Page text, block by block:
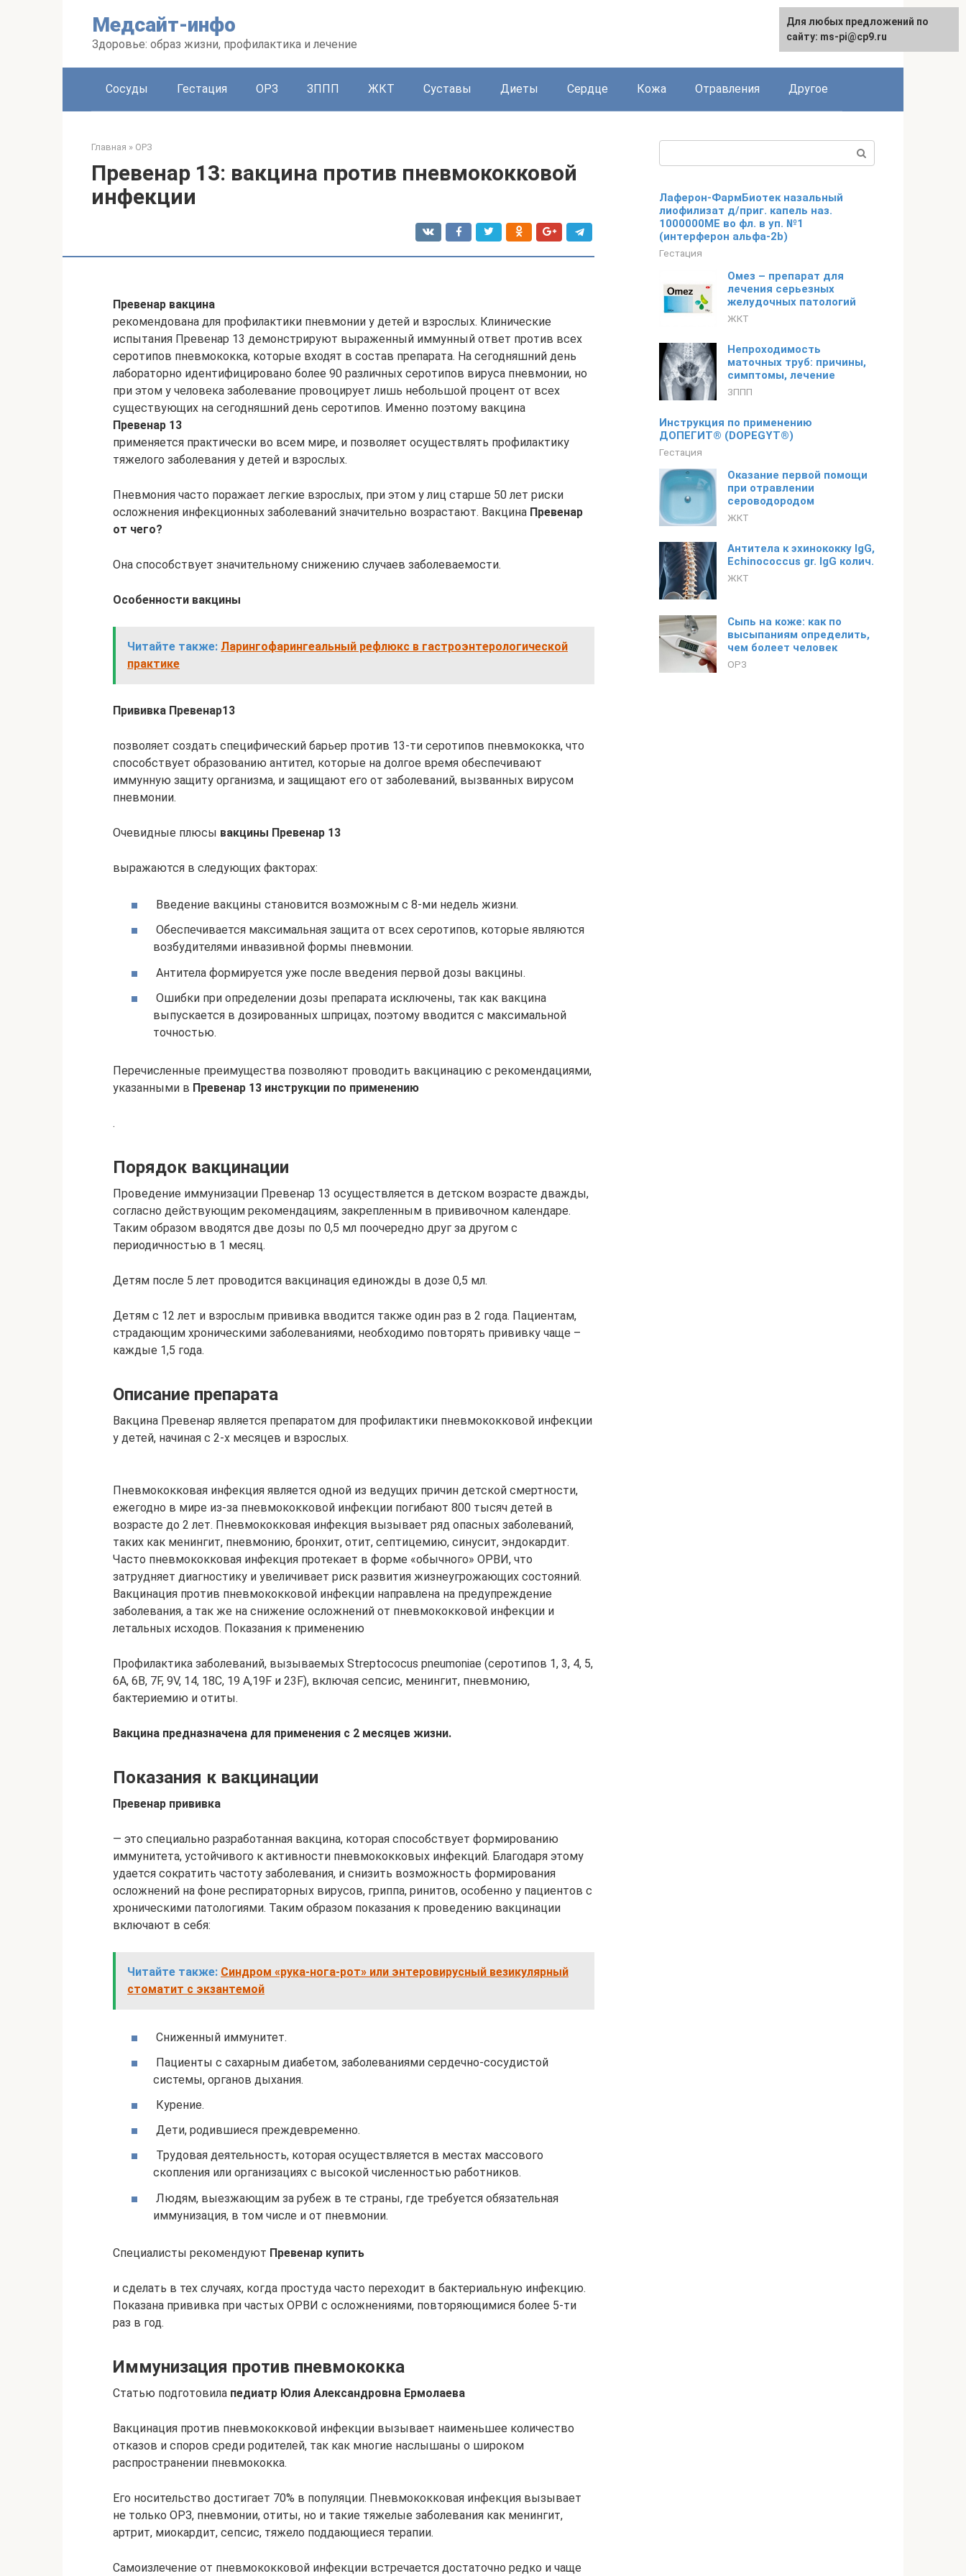
Медсайт-инфо
Здоровье: образ жизни, профилактика и лечение
Сосуды Гестация ОРЗ ЗППП ЖКТ Суставы Диеты Сердце Кожа Отравления Другое
Главная » ОРЗ
Превенар 13: вакцина против пневмококковой
инфекции
Превенар вакцина
рекомендована для профилактики пневмонии у детей и взрослых. Клинические
испытания Превенар 13 демонстрируют выраженный иммунный ответ против всех
серотипов пневмококка, которые входят в состав препарата. На сегодняшний день
лабораторно идентифицировано более 90 различных серотипов вируса пневмонии, но
при этом у человека заболевание провоцирует лишь небольшой процент от всех
существующих на сегодняшний день серотипов. Именно поэтому вакцина
Превенар 13
применяется практически во всем мире, и позволяет осуществлять профилактику
тяжелого заболевания у детей и взрослых.
Пневмония часто поражает легкие взрослых, при этом у лиц старше 50 лет риски
осложнения инфекционных заболеваний значительно возрастают. Вакцина Превенар
от чего?
Она способствует значительному снижению случаев заболеваемости.
Особенности вакцины
Читайте также: Ларингофарингеальный рефлюкс в гастроэнтерологической
практике
Прививка Превенар13
позволяет создать специфический барьер против 13-ти серотипов пневмококка, что
способствует образованию антител, которые на долгое время обеспечивают
иммунную защиту организма, и защищают его от заболеваний, вызванных вирусом
пневмонии.
Очевидные плюсы вакцины Превенар 13
выражаются в следующих факторах:
Введение вакцины становится возможным с 8-ми недель жизни.
Обеспечивается максимальная защита от всех серотипов, которые являются
возбудителями инвазивной формы пневмонии.
Антитела формируется уже после введения первой дозы вакцины.
Ошибки при определении дозы препарата исключены, так как вакцина
выпускается в дозированных шприцах, поэтому вводится с максимальной
точностью.
Перечисленные преимущества позволяют проводить вакцинацию с рекомендациями,
указанными в Превенар 13 инструкции по применению
.
Порядок вакцинации
Проведение иммунизации Превенар 13 осуществляется в детском возрасте дважды,
согласно действующим рекомендациям, закрепленным в прививочном календаре.
Таким образом вводятся две дозы по 0,5 мл поочередно друг за другом с
периодичностью в 1 месяц.
Детям после 5 лет проводится вакцинация единожды в дозе 0,5 мл.
Детям с 12 лет и взрослым прививка вводится также один раз в 2 года. Пациентам,
страдающим хроническими заболеваниями, необходимо повторять прививку чаще –
каждые 1,5 года.
Описание препарата
Вакцина Превенар является препаратом для профилактики пневмококковой инфекции
у детей, начиная с 2-х месяцев и взрослых.
Пневмококковая инфекция является одной из ведущих причин детской смертности,
ежегодно в мире из-за пневмококковой инфекции погибают 800 тысяч детей в
возрасте до 2 лет. Пневмококковая инфекция вызывает ряд опасных заболеваний,
таких как менингит, пневмонию, бронхит, отит, септицемию, синусит, эндокардит.
Часто пневмококковая инфекция протекает в форме «обычного» ОРВИ, что
затрудняет диагностику и увеличивает риск развития жизнеугрожающих состояний.
Вакцинация против пневмококковой инфекции направлена на предупреждение
заболевания, а так же на снижение осложнений от пневмококковой инфекции и
летальных исходов. Показания к применению
Профилактика заболеваний, вызываемых Streptococus pneumoniae (серотипов 1, 3, 4, 5,
6А, 6В, 7F, 9V, 14, 18С, 19 А,19F и 23F), включая сепсис, менингит, пневмонию,
бактериемию и отиты.
Вакцина предназначена для применения с 2 месяцев жизни.
Показания к вакцинации
Превенар прививка
— это специально разработанная вакцина, которая способствует формированию
иммунитета, устойчивого к активности пневмококковых инфекций. Благодаря этому
удается сократить частоту заболевания, и снизить возможность формирования
осложнений на фоне респираторных вирусов, гриппа, ринитов, особенно у пациентов с
хроническими патологиями. Таким образом показания к проведению вакцинации
включают в себя:
Читайте также: Синдром «рука-нога-рот» или энтеровирусный везикулярный
стоматит с экзантемой
Сниженный иммунитет.
Пациенты с сахарным диабетом, заболеваниями сердечно-сосудистой
системы, органов дыхания.
Курение.
Дети, родившиеся преждевременно.
Трудовая деятельность, которая осуществляется в местах массового
скопления или организациях с высокой численностью работников.
Людям, выезжающим за рубеж в те страны, где требуется обязательная
иммунизация, в том числе и от пневмонии.
Специалисты рекомендуют Превенар купить
и сделать в тех случаях, когда простуда часто переходит в бактериальную инфекцию.
Показана прививка при частых ОРВИ с осложнениями, повторяющимися более 5-ти
раз в год.
Иммунизация против пневмококка
Статью подготовила педиатр Юлия Александровна Ермолаева
Вакцинация против пневмококковой инфекции вызывает наименьшее количество
отказов и споров среди родителей, так как многие наслышаны о широком
распространении пневмококка.
Его носительство достигает 70% в популяции. Пневмококковая инфекция вызывает
не только ОРЗ, пневмонии, отиты, но и такие тяжелые заболевания как менингит,
артрит, миокардит, сепсис, тяжело поддающиеся терапии.
Самоизлечение от пневмококковой инфекции встречается достаточно редко и чаще
Лаферон-ФармБиотек назальный
лиофилизат д/приг. капель наз.
1000000МЕ во фл. в уп. №1
(интерферон альфа-2b)
Гестация
Омез – препарат для
лечения серьезных
желудочных патологий
ЖКТ
Непроходимость
маточных труб: причины,
симптомы, лечение
ЗППП
Инструкция по применению
ДОПЕГИТ® (DOPEGYT®)
Гестация
Оказание первой помощи
при отравлении
сероводородом
ЖКТ
Антитела к эхинококку lgG,
Echinococcus gr. IgG колич.
ЖКТ
Сыпь на коже: как по
высыпаниям определить,
чем болеет человек
ОРЗ
Для любых предложений по
сайту: ms-pi@cp9.ru